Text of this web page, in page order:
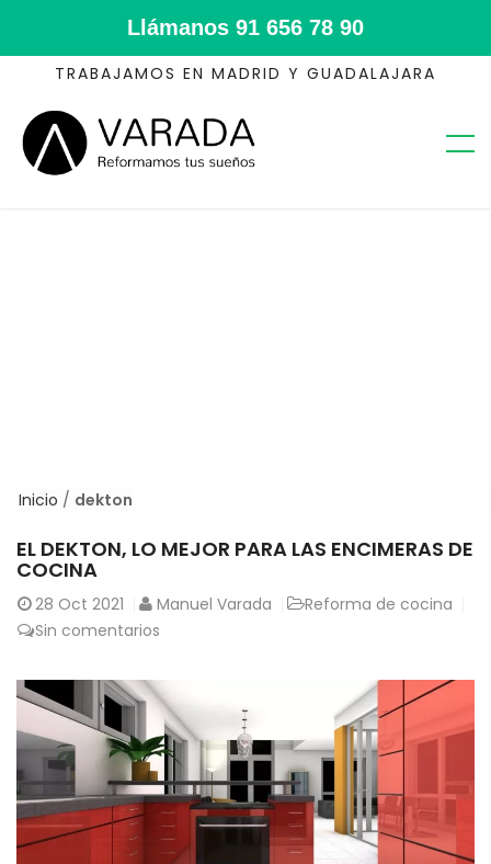
Llámanos 91 656 78 90
TRABAJAMOS EN MADRID Y GUADALAJARA
Inicio / dekton
EL DEKTON, LO MEJOR PARA LAS ENCIMERAS DE
COCINA
28 Oct 2021 Manuel Varada
Reforma de cocina
Sin comentarios